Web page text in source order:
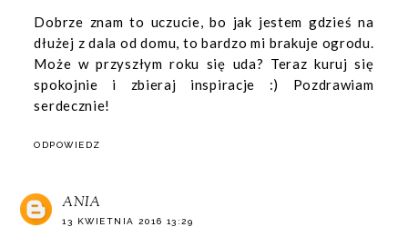
Dobrze znam to uczucie, bo jak jestem gdzieś na
dłużej z dala od domu, to bardzo mi brakuje ogrodu.
Może w przyszłym roku się uda? Teraz kuruj się
spokojnie i zbieraj inspiracje :) Pozdrawiam
serdecznie!
ODPOWIEDZ
ANIA
13 KWIETNIA 2016 13:29